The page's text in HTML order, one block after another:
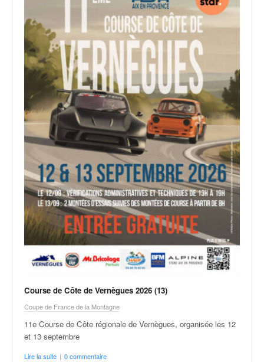
Course de Côte de Vernègues 2026 (13)
Coupe de France de la Montagne
11e Course de Côte régionale de Vernègues, organisée les 12
et 13 septembre
Lire la suite | 0 commentaire